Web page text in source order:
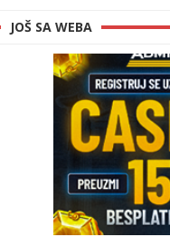
JOŠ SA WEBA